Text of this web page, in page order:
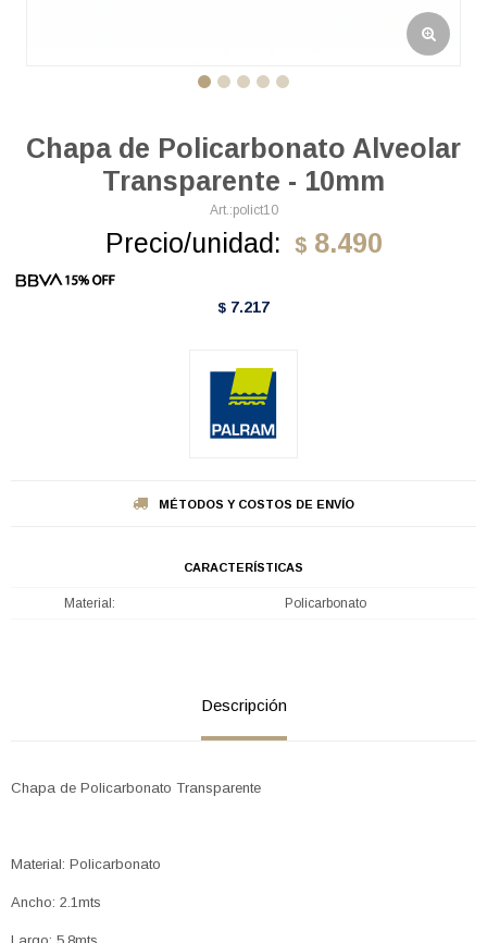
Chapa de Policarbonato Alveolar
Transparente - 10mm
polict10
Precio/unidad: $ 8.490
$ 7.217
MÉTODOS Y COSTOS DE ENVÍO
CARACTERÍSTICAS
Material Policarbonato
Descripción
Chapa de Policarbonato Transparente
Material: Policarbonato
Ancho: 2.1mts